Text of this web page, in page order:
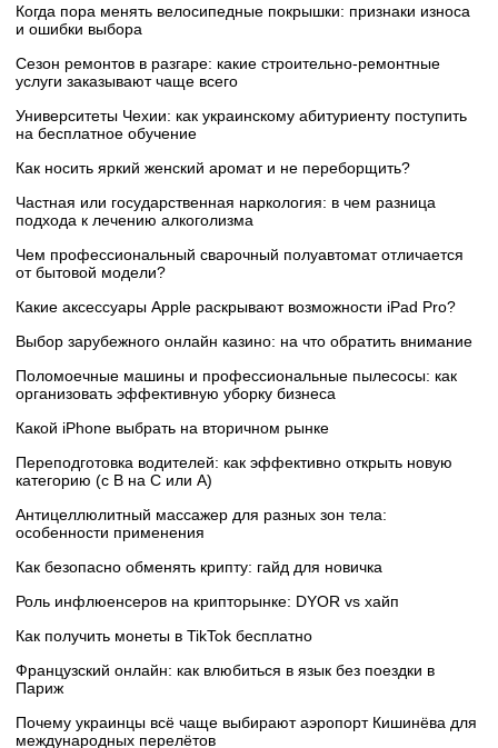
Когда пора менять велосипедные покрышки: признаки износа
и ошибки выбора
Сезон ремонтов в разгаре: какие строительно-ремонтные
услуги заказывают чаще всего
Университеты Чехии: как украинскому абитуриенту поступить
на бесплатное обучение
Как носить яркий женский аромат и не переборщить?
Частная или государственная наркология: в чем разница
подхода к лечению алкоголизма
Чем профессиональный сварочный полуавтомат отличается
от бытовой модели?
Какие аксессуары Apple раскрывают возможности iPad Pro?
Выбор зарубежного онлайн казино: на что обратить внимание
Поломоечные машины и профессиональные пылесосы: как
организовать эффективную уборку бизнеса
Какой iPhone выбрать на вторичном рынке
Переподготовка водителей: как эффективно открыть новую
категорию (с B на C или А)
Антицеллюлитный массажер для разных зон тела:
особенности применения
Как безопасно обменять крипту: гайд для новичка
Роль инфлюенсеров на крипторынке: DYOR vs хайп
Как получить монеты в TikTok бесплатно
Французский онлайн: как влюбиться в язык без поездки в
Париж
Почему украинцы всё чаще выбирают аэропорт Кишинёва для
международных перелётов